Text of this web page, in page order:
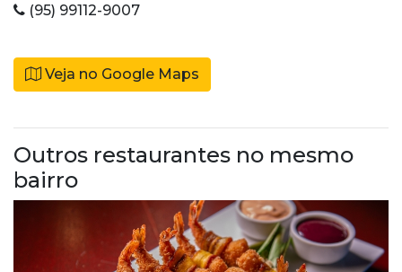
(95) 99112-9007
Veja no Google Maps
Outros restaurantes no mesmo
bairro